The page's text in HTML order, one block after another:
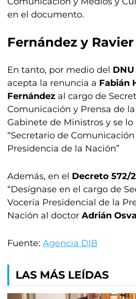
en el documento.
Fernández y Ravier
En tanto, por medio del
acepta la renuncia a Fabián
Fernández al cargo de
Comunicación y Prensa de
Gabinete de Ministros y se
“Secretario de
Presidencia de la Nación”
Además, en el Decreto 572/
“Desígnase en el cargo de
Vocería Presidencial de la
Nación al doctor Adrián
Fuente: Agencia DIB
LAS MÁS LEÍDAS